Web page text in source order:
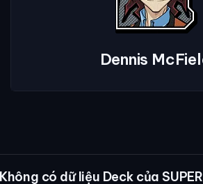
Dennis
có dữ liệu Deck của